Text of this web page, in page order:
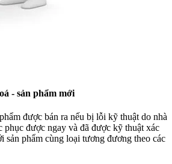
- sản phẩm mới
được bán ra nếu bị lỗi kỹ thuật do nhà
phục được ngay và đã được kỹ thuật xác
sản phẩm cùng loại tương đương theo các